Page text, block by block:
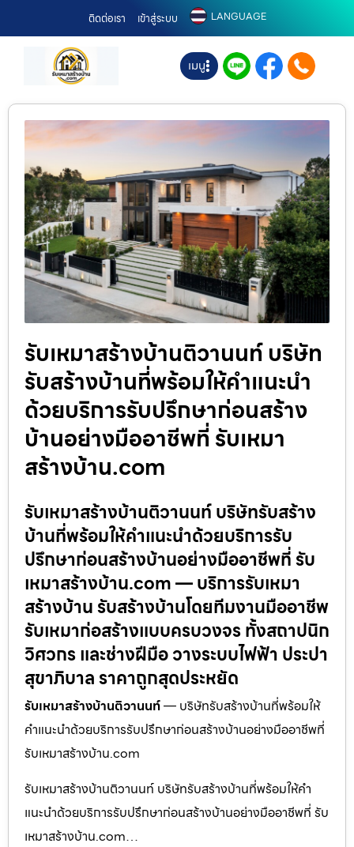
ติดต่อเรา เข้าสู่ระบบ LANGUAGE
เมนู
รับเหมาสร้างบ้านติวานนท์ บริษัท
รับสร้างบ้านที่พร้อมให้คำแนะนำ
ด้วยบริการรับปรึกษาก่อนสร้าง
บ้านอย่างมืออาชีพที่ รับเหมา
สร้างบ้าน.com
รับเหมาสร้างบ้านติวานนท์ บริษัทรับสร้าง
บ้านที่พร้อมให้คำแนะนำด้วยบริการรับ
ปรึกษาก่อนสร้างบ้านอย่างมืออาชีพที่ รับ
เหมาสร้างบ้าน.com — บริการรับเหมา
สร้างบ้าน รับสร้างบ้านโดยทีมงานมืออาชีพ
รับเหมาก่อสร้างแบบครบวงจร ทั้งสถาปนิก
วิศวกร และช่างฝีมือ วางระบบไฟฟ้า ประปา
สุขาภิบาล ราคาถูกสุดประหยัด
รับเหมาสร้างบ้านติวานนท์— บริษัทรับสร้างบ้านที่พร้อมให้
คำแนะนำด้วยบริการรับปรึกษาก่อนสร้างบ้านอย่างมืออาชีพที่
รับเหมาสร้างบ้าน.com
รับเหมาสร้างบ้านติวานนท์ บริษัทรับสร้างบ้านที่พร้อมให้คำ
แนะนำด้วยบริการรับปรึกษาก่อนสร้างบ้านอย่างมืออาชีพที่ รับ
เหมาสร้างบ้าน.com…